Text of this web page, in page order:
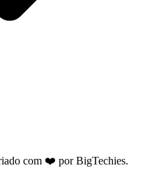
com ❤️ porBigTechies.